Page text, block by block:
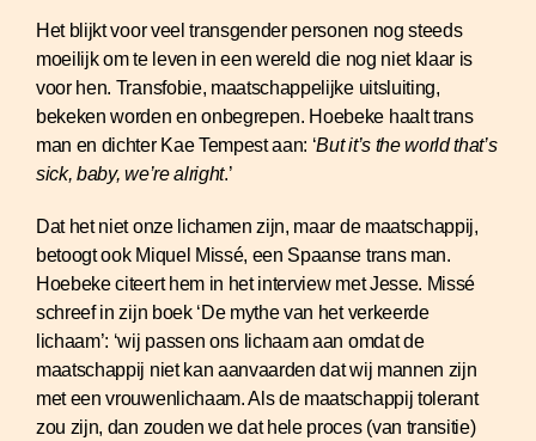
Het blijkt voor veel transgender personen nog steeds
moeilijk om te leven in een wereld die nog niet klaar is
voor hen. Transfobie, maatschappelijke uitsluiting,
bekeken worden en onbegrepen. Hoebeke haalt trans
man en dichter Kae Tempest aan: ‘But it’s the world that’s
sick, baby, we’re alright.’
Dat het niet onze lichamen zijn, maar de maatschappij,
betoogt ook Miquel Missé, een Spaanse trans man.
Hoebeke citeert hem in het interview met Jesse. Missé
schreef in zijn boek ‘De mythe van het verkeerde
lichaam’: ‘wij passen ons lichaam aan omdat de
maatschappij niet kan aanvaarden dat wij mannen zijn
met een vrouwenlichaam. Als de maatschappij tolerant
zou zijn, dan zouden we dat hele proces (van transitie)